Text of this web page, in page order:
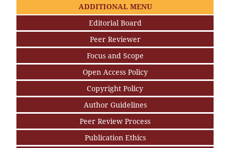
ADDITIONAL MENU
Editorial Board
Peer Reviewer
Focus and Scope
Open Access Policy
Copyright Policy
Author Guidelines
Peer Review Process
Publication Ethics